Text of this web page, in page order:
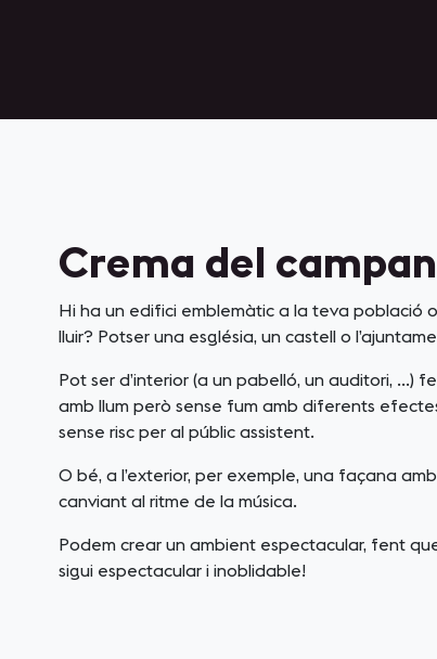
Crema del
Hi ha un edifici emblemàtic a la teva població
lluir? Potser una església, un castell o
Pot ser d’interior (a un pabelló, un auditori, …)
amb llum però sense fum amb diferents
sense risc per al públic assistent.
O bé, a l’exterior, per exemple, una façana
canviant al ritme de la música.
Podem crear un ambient espectacular, fent
sigui espectacular i inoblidable!